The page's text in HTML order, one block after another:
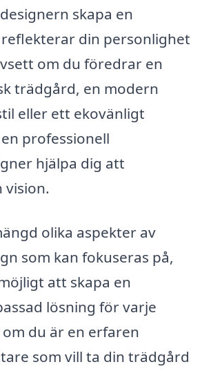
skapa en
din personlighet
om du föredrar en
trädgård, en modern
eller ett ekovänligt
professionell
hjälpa dig att
vision.
olika aspekter av
som kan fokuseras på,
att skapa en
lösning för varje
du är en erfaren
som vill ta din trädgård